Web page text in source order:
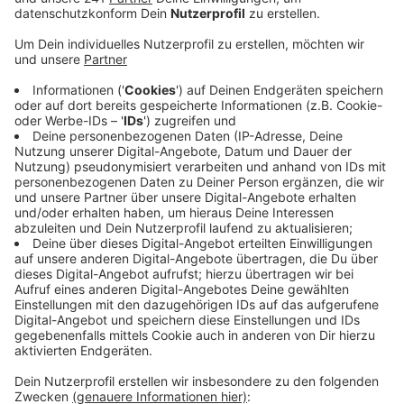
Veröffentlicht:Dienstag, 22.12.2020 06:10
Anzeige
Der Wohnungsmarkt bei uns ist und bleibt angespannt
– zumindest im unteren und mittleren Bereich. Bei den
eher hochpreisigen Wohnungen ist die Lage demnach
nicht so dramatisch. Leverkusen gehört im ohnehin
teuren Rheinland inzwischen nicht mehr zu den
günstigen Städten. Inzwischen befinde man sich nach
Köln, Bergisch Gladbach und Langenfeld im Mittelfeld.
Die Experten erwarten, dass sich die Lage auch in den
kommenden Jahren nicht bessert. Grund ist unter
anderem, dass in unserer Stadt nur wenig gebaut wird
und es auch keinen nennenswerten Leerstand gibt.